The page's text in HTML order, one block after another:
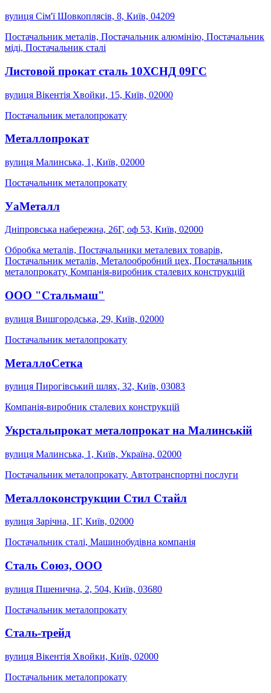
вулиця Сім'ї Шовкоплясів, 8, Київ, 04209
Постачальник металів, Постачальник алюмінію, Постачальник
міді, Постачальник сталі
Листовой прокат сталь 10ХСНД 09ГС
вулиця Вікентія Хвойки, 15, Київ, 02000
Постачальник металопрокату
Металлопрокат
вулиця Малинська, 1, Київ, 02000
Постачальник металопрокату
УаМеталл
Дніпровська набережна, 26Г, оф 53, Київ, 02000
Обробка металів, Постачальники металевих товарів,
Постачальник металів, Металообробний цех, Постачальник
металопрокату, Компанія-виробник сталевих конструкцій
ООО "Стальмаш"
вулиця Вишгородська, 29, Київ, 02000
Постачальник металопрокату
МеталлоСетка
вулиця Пирогівський шлях, 32, Київ, 03083
Компанія-виробник сталевих конструкцій
Укрстальпрокат металопрокат на Малинській
вулиця Малинська, 1, Київ, Україна, 02000
Постачальник металопрокату, Автотранспортні послуги
Металлоконструкции Стил Стайл
вулиця Зарічна, 1Г, Київ, 02000
Постачальник сталі, Машинобудівна компанія
Сталь Союз, ООО
вулиця Пшенична, 2, 504, Київ, 03680
Постачальник металопрокату
Сталь-трейд
вулиця Вікентія Хвойки, Київ, 02000
Постачальник металопрокату